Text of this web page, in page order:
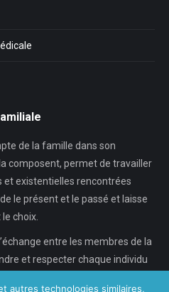
de la famille dans son
composent, permet de travailler
et existentielles rencontrées
le présent et le passé et laisse
choix.
entre les membres de la
et respecter chaque individu
autres technologies similaires,